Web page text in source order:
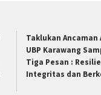
Taklukan Ancaman
UBP Karawang
Tiga Pesan :
Integritas dan